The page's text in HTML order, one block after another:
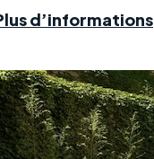
d’informations